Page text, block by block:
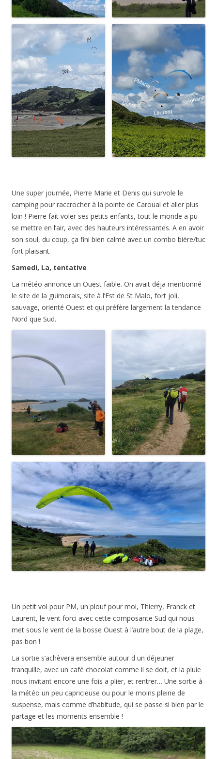
Une super journée, Pierre Marie et Denis qui survole le
camping pour raccrocher à la pointe de Caroual et aller plus
loin ! Pierre fait voler ses petits enfants, tout le monde a pu
se mettre en l’air, avec des hauteurs intéressantes. A en avoir
son soul, du coup, ça fini bien calmé avec un combo bière/tuc
fort plaisant.
Samedi, La, tentative
La météo annonce un Ouest faible. On avait déja mentionné
le site de la guimorais, site à l’Est de St Malo, fort joli,
sauvage, orienté Ouest et qui préfère largement la tendance
Nord que Sud.
Un petit vol pour PM, un plouf pour moi, Thierry, Franck et
Laurent, le vent forci avec cette composante Sud qui nous
met sous le vent de la bosse Ouest à l’autre bout de la plage,
pas bon !
La sortie s’achèvera ensemble autour d un déjeuner
tranquille, avec un café chocolat comme il se doit, et la pluie
nous invitant encore une fois a plier, et rentrer… Une sortie à
la météo un peu capricieuse ou pour le moins pleine de
suspense, mais comme d’habitude, qui se passe si bien par le
partage et les moments ensemble !